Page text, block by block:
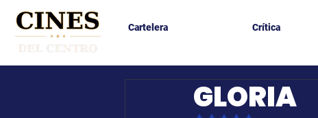
Cartelera Crítica
GLORIA